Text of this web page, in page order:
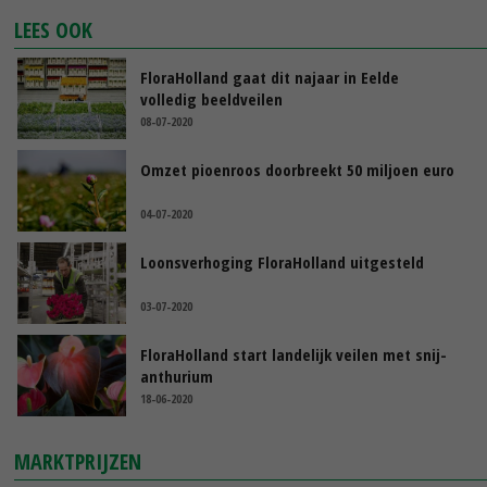
LEES OOK
FloraHolland gaat dit najaar in Eelde
volledig beeldveilen
08-07-2020
Omzet pioenroos doorbreekt 50 miljoen euro
04-07-2020
Loonsverhoging FloraHolland uitgesteld
03-07-2020
FloraHolland start landelijk veilen met snij-
anthurium
18-06-2020
MARKTPRIJZEN